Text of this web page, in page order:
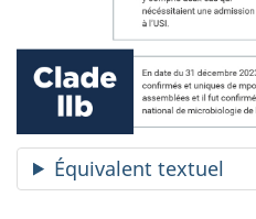
Équivalent textuel